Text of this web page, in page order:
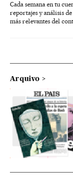
Cada semana en tu
reportajes y análisis
más relevantes del
Arquivo